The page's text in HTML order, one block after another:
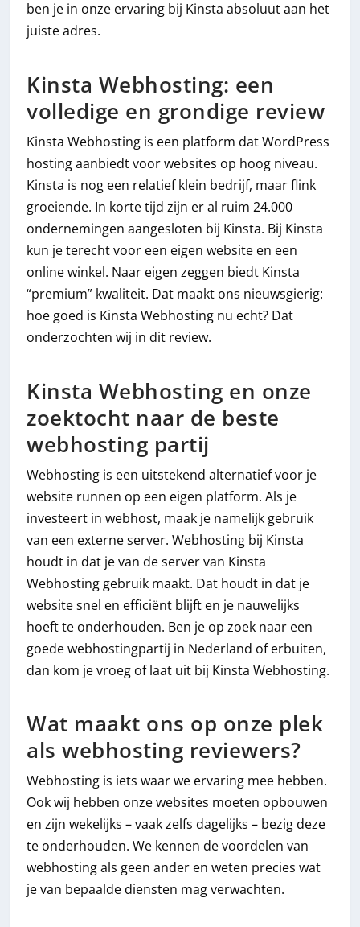
ben je in onze ervaring bij Kinsta absoluut aan het
juiste adres.
Kinsta Webhosting: een
volledige en grondige review
Kinsta Webhosting is een platform dat WordPress
hosting aanbiedt voor websites op hoog niveau.
Kinsta is nog een relatief klein bedrijf, maar flink
groeiende. In korte tijd zijn er al ruim 24.000
ondernemingen aangesloten bij Kinsta. Bij Kinsta
kun je terecht voor een eigen website en een
online winkel. Naar eigen zeggen biedt Kinsta
“premium” kwaliteit. Dat maakt ons nieuwsgierig:
hoe goed is Kinsta Webhosting nu echt? Dat
onderzochten wij in dit review.
Kinsta Webhosting en onze
zoektocht naar de beste
webhosting partij
Webhosting is een uitstekend alternatief voor je
website runnen op een eigen platform. Als je
investeert in webhost, maak je namelijk gebruik
van een externe server. Webhosting bij Kinsta
houdt in dat je van de server van Kinsta
Webhosting gebruik maakt. Dat houdt in dat je
website snel en efficiënt blijft en je nauwelijks
hoeft te onderhouden. Ben je op zoek naar een
goede webhostingpartij in Nederland of erbuiten,
dan kom je vroeg of laat uit bij Kinsta Webhosting.
Wat maakt ons op onze plek
als webhosting reviewers?
Webhosting is iets waar we ervaring mee hebben.
Ook wij hebben onze websites moeten opbouwen
en zijn wekelijks – vaak zelfs dagelijks – bezig deze
te onderhouden. We kennen de voordelen van
webhosting als geen ander en weten precies wat
je van bepaalde diensten mag verwachten.